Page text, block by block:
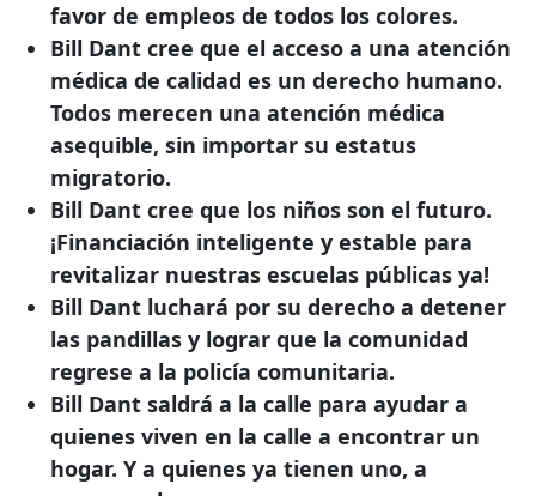
favor de empleos de todos los colores.
Bill Dant cree que el acceso a una atención
médica de calidad es un derecho humano.
Todos merecen una atención médica
asequible, sin importar su estatus
migratorio.
Bill Dant cree que los niños son el futuro.
¡Financiación inteligente y estable para
revitalizar nuestras escuelas públicas ya!
Bill Dant luchará por su derecho a detener
las pandillas y lograr que la comunidad
regrese a la policía comunitaria.
Bill Dant saldrá a la calle para ayudar a
quienes viven en la calle a encontrar un
hogar. Y a quienes ya tienen uno, a